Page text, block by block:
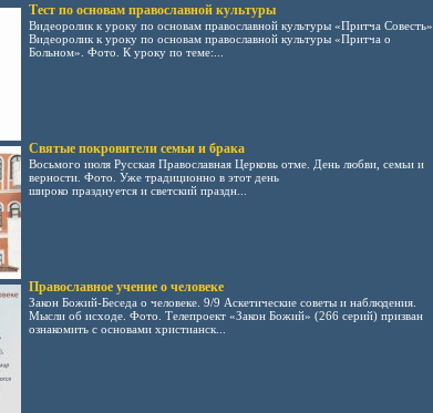
Тест по основам православной культуры
Видеоролик к уроку по основам православной культуры «Притча Совесть».
Видеоролик к уроку по основам православной культуры «Притча о
Больном». Фото. К уроку по теме:...
Святые покровители семьи и брака
Восьмого июля Русская Православная Церковь отме. День любви, семьи и
верности. Фото. Уже традиционно в этот день
широко празднуется и светский праздн...
Православное учение о человеке
Закон Божий-Беседа о человеке. 9/9 Аскетические советы и наблюдения.
Мысли об исходе. Фото. Телепроект «Закон Божий» (266 серий) призван
ознакомить с основами христианск...